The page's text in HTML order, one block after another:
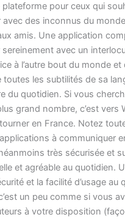
plateforme pour ceux qui
des inconnus du
amis. Une application
avec un
à l’autre bout du monde
toutes les subtilités de sa
du quotidien. Si vous
grand nombre, c’est vers
en France. Notez
à communiquer
très sécurisée et
et agréable au quotidien.
et la facilité d’usage au
un peu comme si vous
à votre disposition